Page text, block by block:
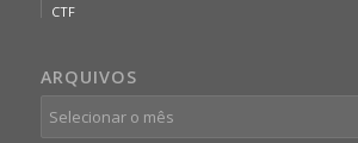
CTF
desordem do processamento auditivo
diagnóstico
ARQUIVOS